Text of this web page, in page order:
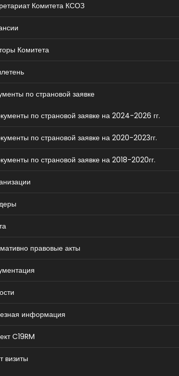
Комитета КСОЗ
Комитета
по страновой заявке
по страновой заявке на 2024-2026 гг.
по страновой заявке на 2020-2023гг.
по страновой заявке на 2018-2020гг.
правовые акты
информация
C19RM
визиты